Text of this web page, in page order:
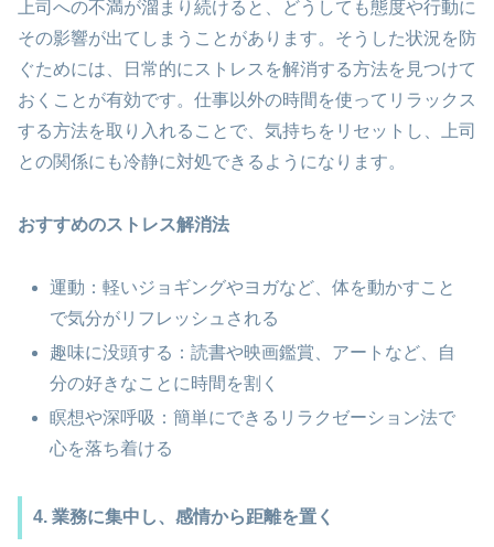
上司への不満が溜まり続けると、どうしても態度や行動に
その影響が出てしまうことがあります。そうした状況を防
ぐためには、日常的にストレスを解消する方法を見つけて
おくことが有効です。仕事以外の時間を使ってリラックス
する方法を取り入れることで、気持ちをリセットし、上司
との関係にも冷静に対処できるようになります。
おすすめのストレス解消法
運動：軽いジョギングやヨガなど、体を動かすこと
で気分がリフレッシュされる
趣味に没頭する：読書や映画鑑賞、アートなど、自
分の好きなことに時間を割く
瞑想や深呼吸：簡単にできるリラクゼーション法で
心を落ち着ける
4. 業務に集中し、感情から距離を置く